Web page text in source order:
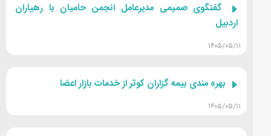
گفتگوی صمیمی مدیرعامل انجمن حامیان با رهیاران
اردبیل
۱۴۰۵/۰۵/۱۱
بهره مندی بیمه گزاران کوثر از خدمات بازار اعضا
۱۴۰۵/۰۵/۱۱